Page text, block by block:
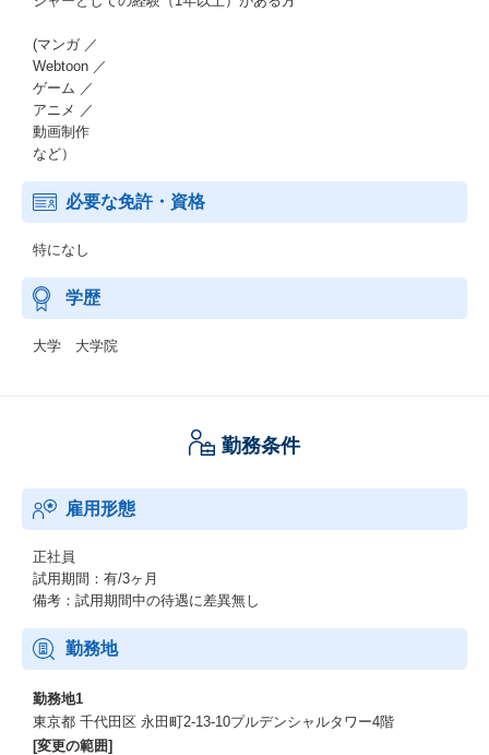
(マンガ ／
Webtoon ／
ゲーム ／
アニメ ／
動画制作
など）
必要な免許・資格
特になし
学歴
大学 大学院
勤務条件
雇用形態
正社員
試用期間：有/3ヶ月
備考：試用期間中の待遇に差異無し
勤務地
勤務地1
東京都 千代田区 永田町2-13-10プルデンシャルタワー4階
[変更の範囲]